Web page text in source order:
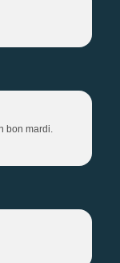
bon mardi.